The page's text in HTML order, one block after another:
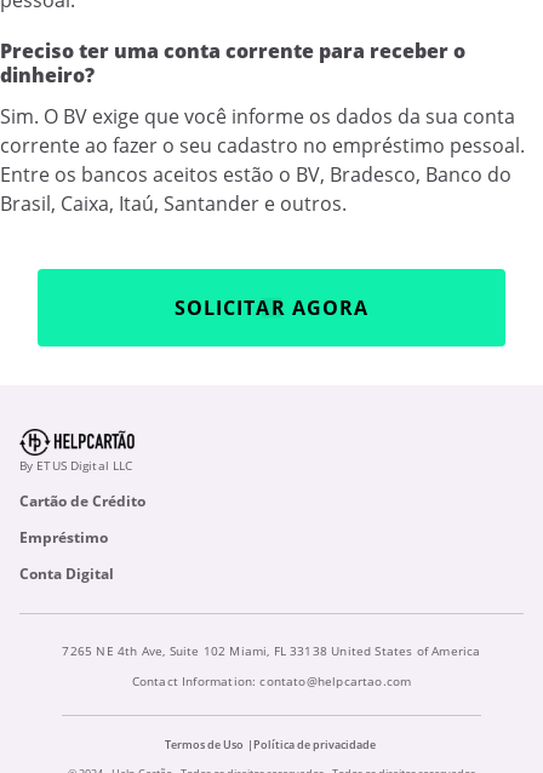
Preciso ter uma conta corrente para receber o
dinheiro?
Sim. O BV exige que você informe os dados da sua conta
corrente ao fazer o seu cadastro no empréstimo pessoal.
Entre os bancos aceitos estão o BV, Bradesco, Banco do
Brasil, Caixa, Itaú, Santander e outros.
SOLICITAR AGORA
By ETUS Digital LLC
Cartão de Crédito
Empréstimo
Conta Digital
7265 NE 4th Ave, Suite 102 Miami, FL 33138 United States of America
Contact Information:contato@helpcartao.com
Termos de Uso
Política de privacidade